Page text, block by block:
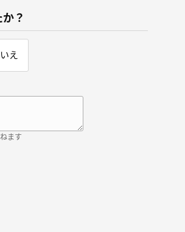
？
え
ます